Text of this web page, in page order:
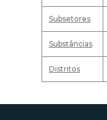
Subsetores
Substâncias
Distritos